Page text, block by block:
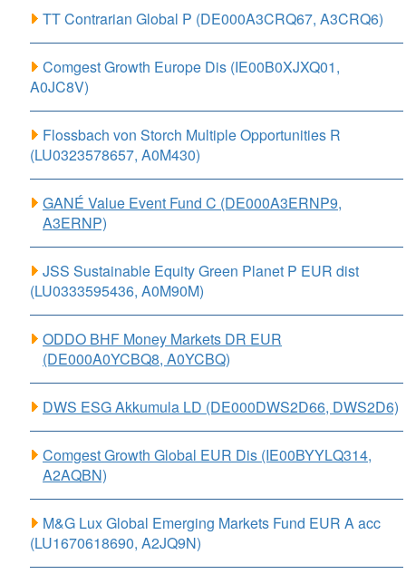
TT Contrarian Global P (DE000A3CRQ67, A3CRQ6)
Comgest Growth Europe Dis (IE00B0XJXQ01,
A0JC8V)
Flossbach von Storch Multiple Opportunities R
(LU0323578657, A0M430)
GANÉ Value Event Fund C (DE000A3ERNP9,
A3ERNP)
JSS Sustainable Equity Green Planet P EUR dist
(LU0333595436, A0M90M)
ODDO BHF Money Markets DR EUR
(DE000A0YCBQ8, A0YCBQ)
DWS ESG Akkumula LD (DE000DWS2D66, DWS2D6)
Comgest Growth Global EUR Dis (IE00BYYLQ314,
A2AQBN)
M&G Lux Global Emerging Markets Fund EUR A acc
(LU1670618690, A2JQ9N)